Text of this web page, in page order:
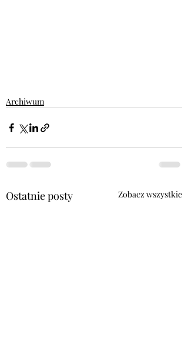
Archiwum
Ostatnie posty Zobacz wszystkie